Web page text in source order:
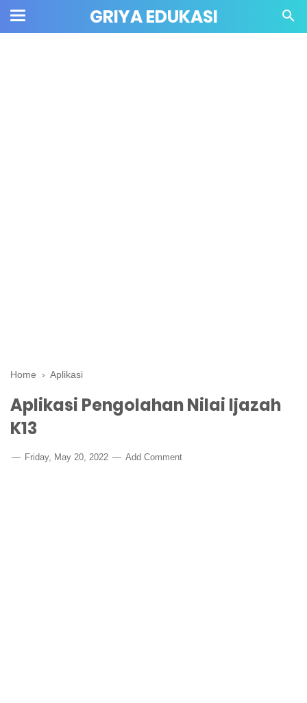
GRIYA EDUKASI
Home › Aplikasi
Aplikasi Pengolahan Nilai Ijazah
K13
Friday, May 20, 2022 Add Comment